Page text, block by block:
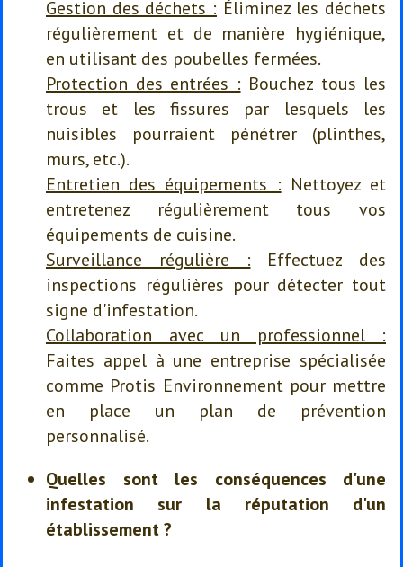
Gestion des déchets : Éliminez les déchets
régulièrement et de manière hygiénique,
en utilisant des poubelles fermées.
Protection des entrées : Bouchez tous les
trous et les fissures par lesquels les
nuisibles pourraient pénétrer (plinthes,
murs, etc.).
Entretien des équipements : Nettoyez et
entretenez régulièrement tous vos
équipements de cuisine.
Surveillance régulière : Effectuez des
inspections régulières pour détecter tout
signe d'infestation.
Collaboration avec un professionnel :
Faites appel à une entreprise spécialisée
comme Protis Environnement pour mettre
en place un plan de prévention
personnalisé.
Quelles sont les conséquences d'une
infestation sur la réputation d'un
établissement ?